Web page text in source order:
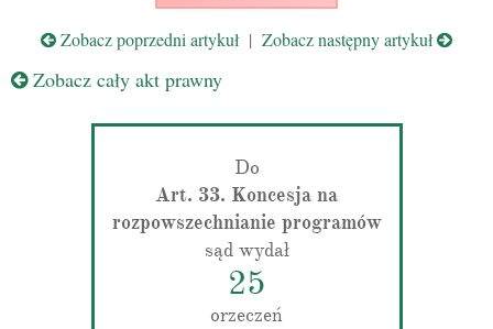
Zobacz poprzedni artykuł | Zobacz następny artykuł
Zobacz cały akt prawny
Do
Art. 33. Koncesja na
rozpowszechnianie programów
sąd wydał
25
orzeczeń